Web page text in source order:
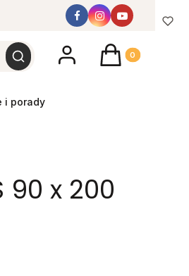
Szukaj
Produkty w
i porady
90 x 200